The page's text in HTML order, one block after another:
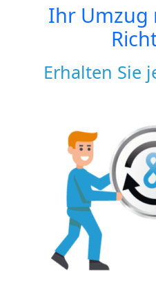
Ihr Umzug
Erhalten Sie